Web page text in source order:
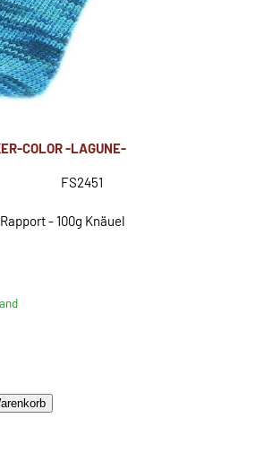
COLOR -LAGUNE-
FS2451
- 100g Knäuel